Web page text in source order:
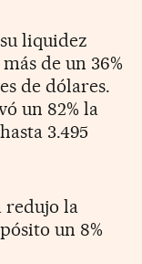
liquidez
de un 36%
de dólares.
un 82% la
3.495
redujo la
un 8%